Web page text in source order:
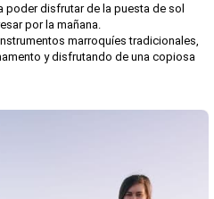
poder disfrutar de la puesta de sol
por la mañana.
marroquíes tradicionales,
y disfrutando de una copiosa